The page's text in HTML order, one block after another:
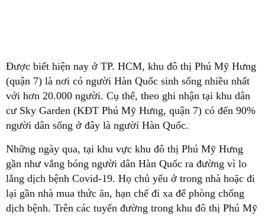
Được biết hiện nay ở TP. HCM, khu đô thị Phú Mỹ Hưng
(quận 7) là nơi có người Hàn Quốc sinh sống nhiều nhất
với hơn 20.000 người. Cụ thể, theo ghi nhận tại khu dân
cư Sky Garden (KĐT Phú Mỹ Hưng, quận 7) có đến 90%
người dân sống ở đây là người Hàn Quốc.
Những ngày qua, tại khu vực khu đô thị Phú Mỹ Hưng
gần như vắng bóng người dân Hàn Quốc ra đường vì lo
lắng dịch bệnh Covid-19. Họ chủ yếu ở trong nhà hoặc đi
lại gần nhà mua thức ăn, hạn chế đi xa để phòng chống
dịch bệnh. Trên các tuyến đường trong khu đô thị Phú Mỹ